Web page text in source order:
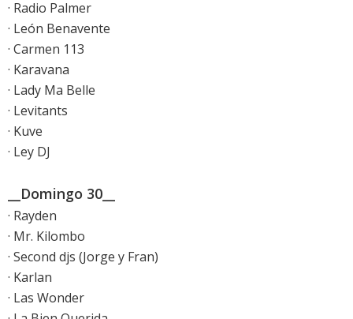
· Radio Palmer
· León Benavente
· Carmen 113
· Karavana
· Lady Ma Belle
· Levitants
· Kuve
· Ley DJ
__Domingo 30__
· Rayden
· Mr. Kilombo
· Second djs (Jorge y Fran)
· Karlan
· Las Wonder